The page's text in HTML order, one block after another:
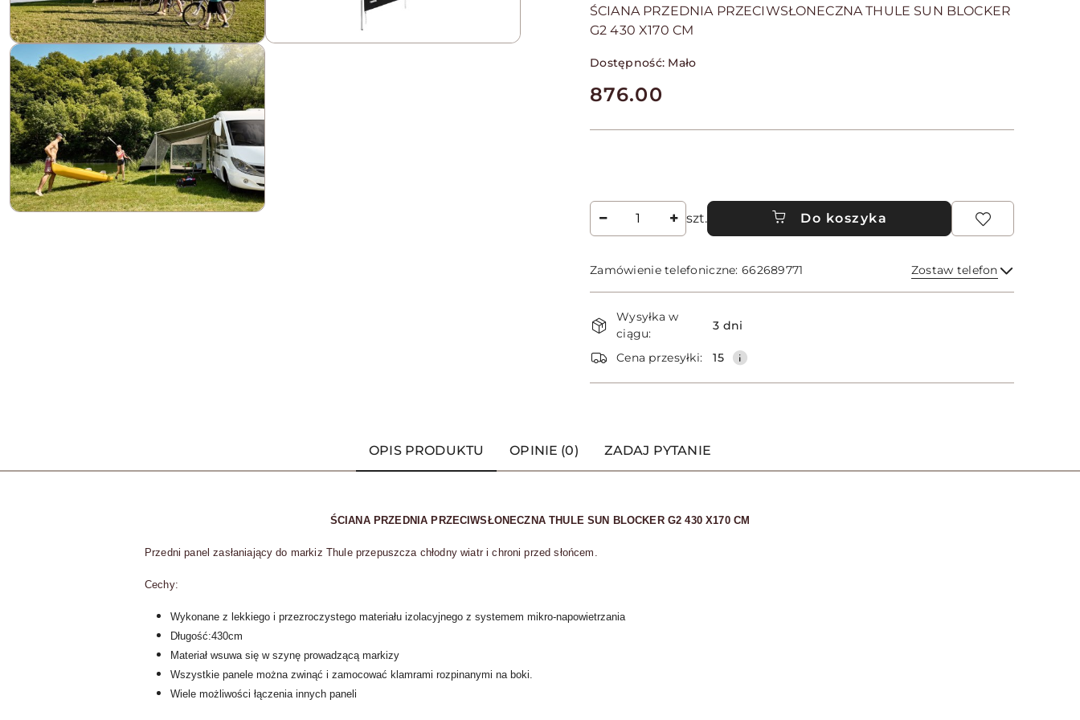
ŚCIANA PRZEDNIA PRZECIWSŁONECZNA THULE SUN BLOCKER
G2 430 X170 CM
Dostępność: Mało
cena:
876.00
Ilość
szt. Do koszyka
Zamówienie telefoniczne: 662689771 Zostaw telefon
Wyślij
Dostępność
i
dostawa
Wysyłka w
ciągu:
3 dni
Cena przesyłki: 15
OPIS PRODUKTU OPINIE (0) ZADAJ PYTANIE
ŚCIANA PRZEDNIA PRZECIWSŁONECZNA THULE SUN BLOCKER G2 430 X170 CM
Przedni panel zasłaniający do markiz Thule przepuszcza chłodny wiatr i chroni przed słońcem.
Cechy:
Wykonane z lekkiego i przezroczystego materiału izolacyjnego z systemem mikro-napowietrzania
Długość:430cm
Materiał wsuwa się w szynę prowadzącą markizy
Wszystkie panele można zwinąć i zamocować klamrami rozpinanymi na boki.
Wiele możliwości łączenia innych paneli